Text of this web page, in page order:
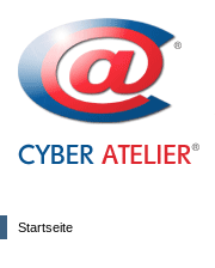
Startseite